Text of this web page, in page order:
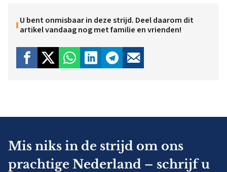
U bent onmisbaar in deze strijd. Deel daarom dit
artikel vandaag nog met familie en vrienden!
Mis niks in de strijd om ons
prachtige Nederland – schrijf u